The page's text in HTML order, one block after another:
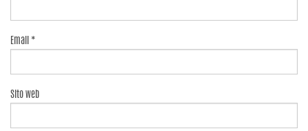
Email *
Sito web